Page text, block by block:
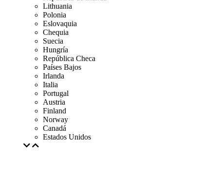
Lithuania
Polonia
Eslovaquia
Chequia
Suecia
Hungría
República Checa
Países Bajos
Irlanda
Italia
Portugal
Austria
Finland
Norway
Canadá
Estados Unidos